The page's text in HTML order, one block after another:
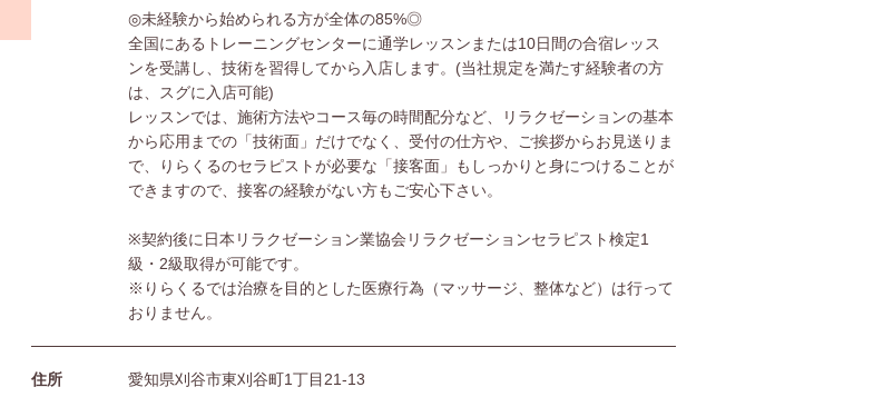
◎未経験から始められる方が全体の85%◎
全国にあるトレーニングセンターに通学レッスンまたは10日間の合宿レッス
ンを受講し、技術を習得してから入店します。(当社規定を満たす経験者の方
は、スグに入店可能)
レッスンでは、施術方法やコース毎の時間配分など、リラクゼーションの基本
から応用までの「技術面」だけでなく、受付の仕方や、ご挨拶からお見送りま
で、りらくるのセラピストが必要な「接客面」もしっかりと身につけることが
できますので、接客の経験がない方もご安心下さい。
※契約後に日本リラクゼーション業協会リラクゼーションセラピスト検定1
級・2級取得が可能です。
※りらくるでは治療を目的とした医療行為（マッサージ、整体など）は行って
おりません。
住所 愛知県刈谷市東刈谷町1丁目21-13